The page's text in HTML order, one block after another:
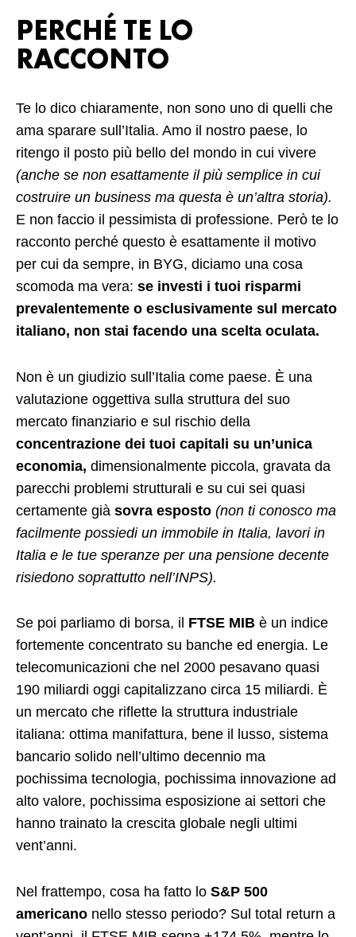
PERCHÉ TE LO
RACCONTO
Te lo dico chiaramente, non sono uno di quelli che
ama sparare sull’Italia. Amo il nostro paese, lo
ritengo il posto più bello del mondo in cui vivere
(anche se non esattamente il più semplice in cui
costruire un business ma questa è un’altra storia).
E non faccio il pessimista di professione. Però te lo
racconto perché questo è esattamente il motivo
per cui da sempre, in BYG, diciamo una cosa
scomoda ma vera: se investi i tuoi risparmi
prevalentemente o esclusivamente sul mercato
italiano, non stai facendo una scelta oculata.
Non è un giudizio sull’Italia come paese. È una
valutazione oggettiva sulla struttura del suo
mercato finanziario e sul rischio della
concentrazione dei tuoi capitali su un’unica
economia, dimensionalmente piccola, gravata da
parecchi problemi strutturali e su cui sei quasi
certamente già sovra esposto (non ti conosco ma
facilmente possiedi un immobile in Italia, lavori in
Italia e le tue speranze per una pensione decente
risiedono soprattutto nell’INPS).
Se poi parliamo di borsa, il FTSE MIB è un indice
fortemente concentrato su banche ed energia. Le
telecomunicazioni che nel 2000 pesavano quasi
190 miliardi oggi capitalizzano circa 15 miliardi. È
un mercato che riflette la struttura industriale
italiana: ottima manifattura, bene il lusso, sistema
bancario solido nell’ultimo decennio ma
pochissima tecnologia, pochissima innovazione ad
alto valore, pochissima esposizione ai settori che
hanno trainato la crescita globale negli ultimi
vent’anni.
Nel frattempo, cosa ha fatto lo S&P 500
americano nello stesso periodo? Sul total return a